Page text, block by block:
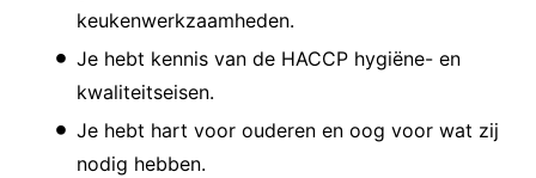
keukenwerkzaamheden.
Je hebt kennis van de HACCP hygiëne- en
kwaliteitseisen.
Je hebt hart voor ouderen en oog voor wat zij
nodig hebben.